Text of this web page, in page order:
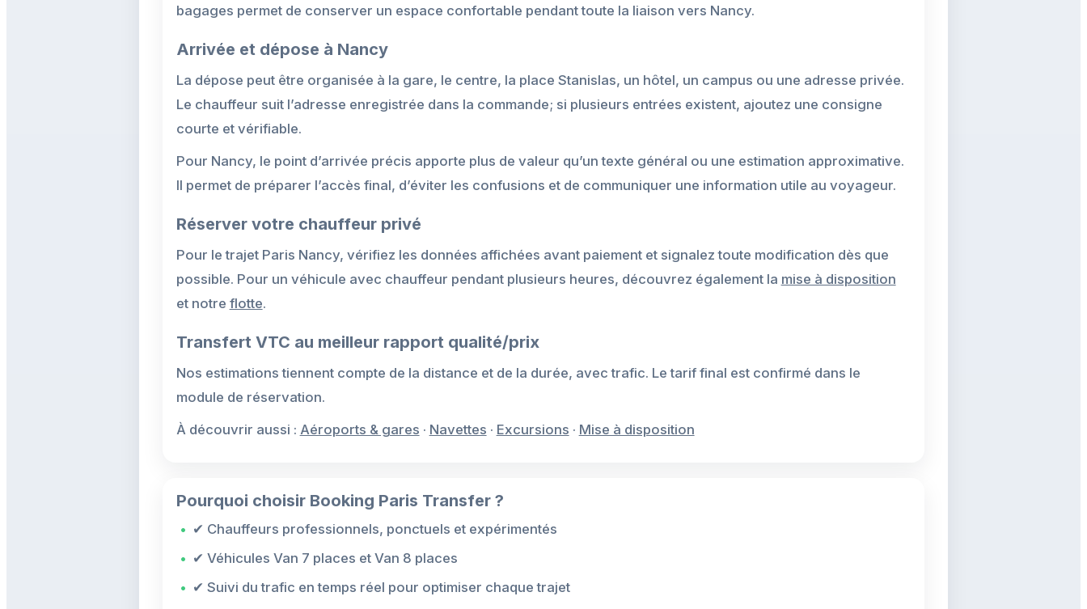
bagages permet de conserver un espace confortable pendant toute la liaison vers Nancy.
Arrivée et dépose à Nancy
La dépose peut être organisée à la gare, le centre, la place Stanislas, un hôtel, un campus ou une adresse privée.
Le chauffeur suit l’adresse enregistrée dans la commande; si plusieurs entrées existent, ajoutez une consigne
courte et vérifiable.
Pour Nancy, le point d’arrivée précis apporte plus de valeur qu’un texte général ou une estimation approximative.
Il permet de préparer l’accès final, d’éviter les confusions et de communiquer une information utile au voyageur.
Réserver votre chauffeur privé
Pour le trajet Paris Nancy, vérifiez les données affichées avant paiement et signalez toute modification dès que
possible. Pour un véhicule avec chauffeur pendant plusieurs heures, découvrez également la mise à disposition
et notre flotte.
Transfert VTC au meilleur rapport qualité/prix
Nos estimations tiennent compte de la distance et de la durée, avec trafic. Le tarif final est confirmé dans le
module de réservation.
À découvrir aussi : Aéroports & gares · Navettes · Excursions · Mise à disposition
Pourquoi choisir Booking Paris Transfer ?
✔ Chauffeurs professionnels, ponctuels et expérimentés
✔ Véhicules Van 7 places et Van 8 places
✔ Suivi du trafic en temps réel pour optimiser chaque trajet